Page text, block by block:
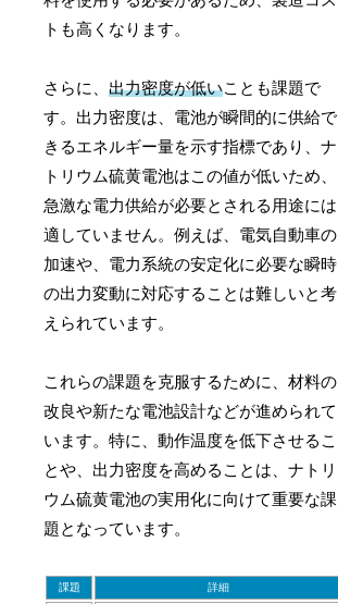
トも高くなります。
さらに、出力密度が低いことも課題で
す。出力密度は、電池が瞬間的に供給で
きるエネルギー量を示す指標であり、ナ
トリウム硫黄電池はこの値が低いため、
急激な電力供給が必要とされる用途には
適していません。例えば、電気自動車の
加速や、電力系統の安定化に必要な瞬時
の出力変動に対応することは難しいと考
えられています。
これらの課題を克服するために、材料の
改良や新たな電池設計などが進められて
います。特に、動作温度を低下させるこ
とや、出力密度を高めることは、ナトリ
ウム硫黄電池の実用化に向けて重要な課
題となっています。
課題 詳細